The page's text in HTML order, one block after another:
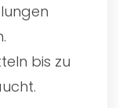
bis zu